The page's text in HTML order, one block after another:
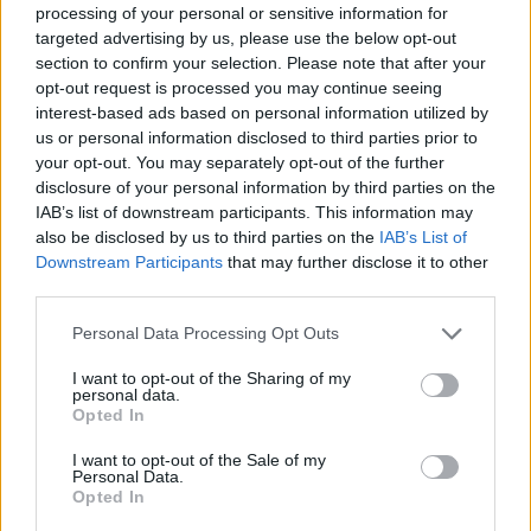
processing of your personal or sensitive information for
targeted advertising by us, please use the below opt-out
section to confirm your selection. Please note that after your
opt-out request is processed you may continue seeing
interest-based ads based on personal information utilized by
us or personal information disclosed to third parties prior to
your opt-out. You may separately opt-out of the further
disclosure of your personal information by third parties on the
IAB’s list of downstream participants. This information may
also be disclosed by us to third parties on the IAB’s List of
Downstream Participants that may further disclose it to other
Please note that this website/app uses one or more Google
not limited to your visit or usage behaviour. You may click to
grant or deny consent to Google and its third-party tags to
use your data for below specified purposes in below Google
consent section.
Personal Data Processing Opt Outs
I want to opt-out of the Sharing of my
personal data.
Opted In
I want to opt-out of the Sale of my
Personal Data.
Opted In
AUTOR
Diego Martín